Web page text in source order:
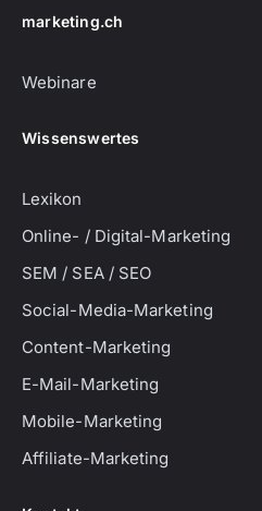
marketing.ch
Webinare
Wissenswertes
Lexikon
Online- / Digital-Marketing
SEM / SEA / SEO
Social-Media-Marketing
Content-Marketing
E-Mail-Marketing
Mobile-Marketing
Affiliate-Marketing